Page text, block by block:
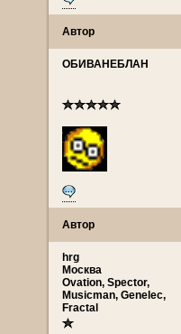
Автор
ОБИВАНЕБЛАН
Автор
hrg
Москва
Ovation, Spector,
Musicman, Genelec,
Fractal